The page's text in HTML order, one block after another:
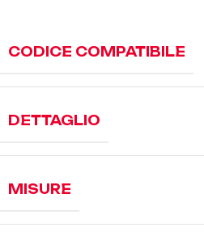
CODICE COMPATIBILE
DETTAGLIO
MISURE